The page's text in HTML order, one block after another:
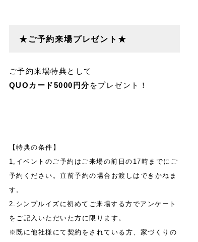
★ご予約来場プレゼント★
ご予約来場特典として
QUOカード5000円分をプレゼント！
【特典の条件】
1,イベントのご予約はご来場の前日の17時までにご
予約ください。直前予約の場合お渡しはできかねま
す。
2.シンプルイズに初めてご来場する方でアンケート
をご記入いただいた方に限ります。
※既に他社様にて契約をされている方、家づくりの